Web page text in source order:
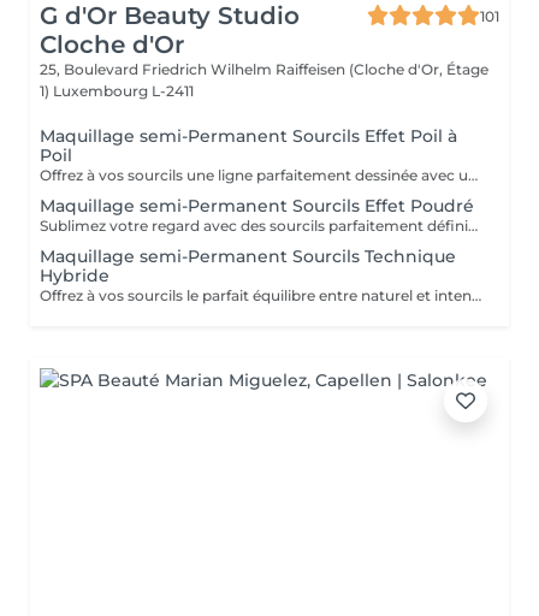
G d'Or Beauty Studio
Cloche d'Or
101
25, Boulevard Friedrich Wilhelm Raiffeisen (Cloche d'Or, Étage
1) Luxembourg L-2411
Maquillage semi-Permanent Sourcils Effet Poil à
Poil
Offrez à vos sourcils une ligne parfaitement dessinée avec un rendu ultra naturel. La technique poil à poil permet de recréer chaque poil avec finesse pour un effet réaliste, idéal pour combler les zones clairsemées et structurer le regard en douceur. Résultat longue durée, harmonieux et adapté à la morphologie de votre visage, pour des sourcils impeccables au quotidien, sans maquillage.
Maquillage semi-Permanent Sourcils Effet Poudré
Sublimez votre regard avec des sourcils parfaitement définis et intensifiés. La technique effet poudré offre un rendu maquillé, doux et uniforme, similaire à un effet crayon ou ombré. Idéale pour structurer le regard et apporter plus de densité tout en restant élégant. Résultat longue durée, soigné et adapté à votre visage, pour des sourcils impeccables jour après jour sans effort.
Maquillage semi-Permanent Sourcils Technique
Hybride
Offrez à vos sourcils le parfait équilibre entre naturel et intensité. La technique hybride combine le poil à poil et l'effet poudré pour un rendu à la fois réaliste et structuré. Idéale pour combler les zones clairsemées tout en apportant de la densité et une finition légèrement maquillée. Résultat longue durée, harmonieux et personnalisé, pour des sourcils sublimés au quotidien sans effort.